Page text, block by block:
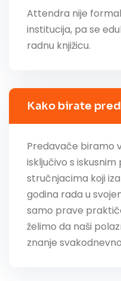
Attendra nije
institucija, pa se
radnu knjižicu.
Kako birate
Predavače biramo
isključivo s
stručnjacima koji
godina rada u
samo prave
želimo da naši
znanje